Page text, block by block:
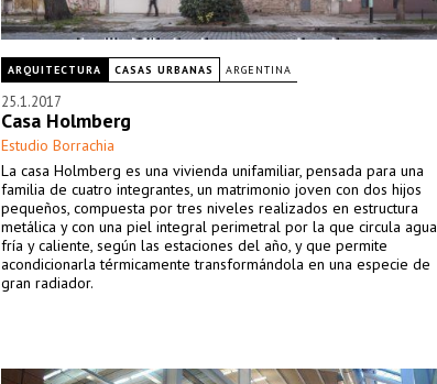
ARQUITECTURA CASAS URBANAS ARGENTINA
25.1.2017
Casa Holmberg
Estudio Borrachia
La casa Holmberg es una vivienda unifamiliar, pensada para una
familia de cuatro integrantes, un matrimonio joven con dos hijos
pequeños, compuesta por tres niveles realizados en estructura
metálica y con una piel integral perimetral por la que circula agua
fría y caliente, según las estaciones del año, y que permite
acondicionarla térmicamente transformándola en una especie de
gran radiador.